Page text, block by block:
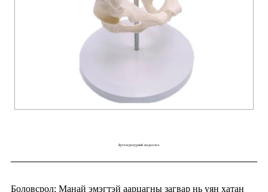
Бүтээгдэхүүний мэдээлэл
Боловсрол: Манай эмэгтэй аарцагны загвар нь уян хатан